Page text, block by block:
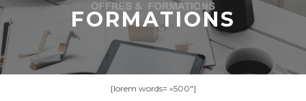
FORMATIONS
[lorem words= »500″]